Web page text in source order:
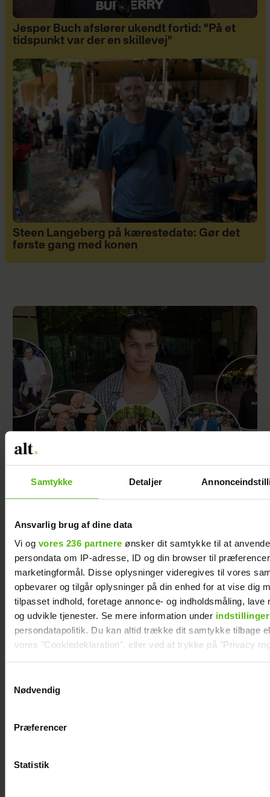
Samtykke Detaljer
Ansvarlig brug af dine data
Vi og vores 236 partnere ønsker dit samtykke til at
persondata om IP-adresse, ID og din browser til
marketingformål. Disse oplysninger videregives til vores
opbevarer og tilgår oplysninger på din enhed for at vise dig
tilpasset indhold, foretage annonce- og indholdsmåling, lave
og udvikle tjenester. Se mere information under indstillinger
persondatapolitik. Du kan altid trække dit samtykke tilbage
vores "Cookiedeklaration", eller ved at trykke på "Privacy
Vi anvender egne cookies og cookies fra tredjeparter til at
generere statistik og huske dine præferencer samt til brug
Nødvendig
Præferencer
Statistik
Jesper Buch afslører ukendt fortid: "På et
tidspunkt var der en skillevej"
Steen Langeberg på kærestedate: Gør det
første gang med konen
KÆMPE GALLERI: De kendte elsker
Forelsket Hjalmer med kæresten på
Smukfest: Vi er lykkelige